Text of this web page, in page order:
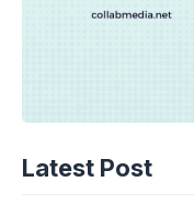
Latest Post